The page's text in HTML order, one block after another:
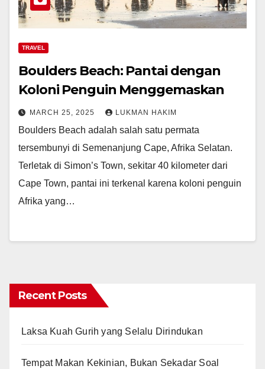
TRAVEL
Boulders Beach: Pantai dengan
Koloni Penguin Menggemaskan
MARCH 25, 2025 LUKMAN HAKIM
Boulders Beach adalah salah satu permata
tersembunyi di Semenanjung Cape, Afrika Selatan.
Terletak di Simon’s Town, sekitar 40 kilometer dari
Cape Town, pantai ini terkenal karena koloni penguin
Afrika yang…
Recent Posts
Laksa Kuah Gurih yang Selalu Dirindukan
Tempat Makan Kekinian, Bukan Sekadar Soal